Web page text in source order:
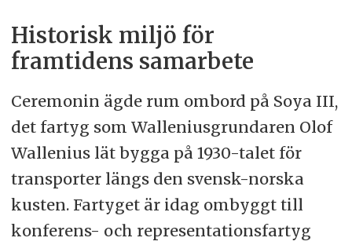
Historisk miljö för
framtidens samarbete
Ceremonin ägde rum ombord på Soya III,
det fartyg som Walleniusgrundaren Olof
Wallenius lät bygga på 1930-talet för
transporter längs den svensk-norska
kusten. Fartyget är idag ombyggt till
konferens- och representationsfartyg